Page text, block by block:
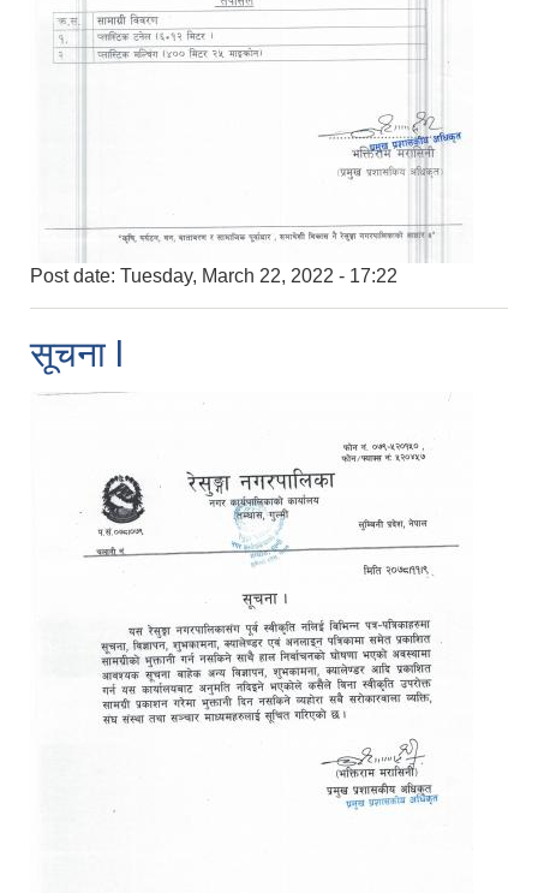
Post date: Tuesday, March 22, 2022 - 17:22
सूचना l